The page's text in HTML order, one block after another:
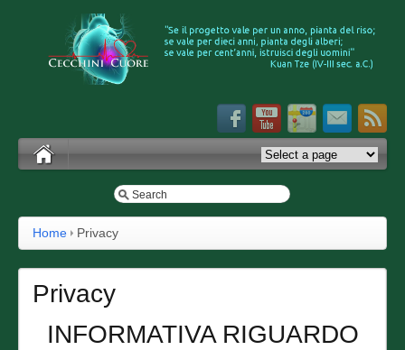
Home Privacy
Privacy
INFORMATIVA RIGUARDO